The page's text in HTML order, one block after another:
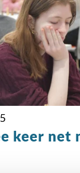
keer net